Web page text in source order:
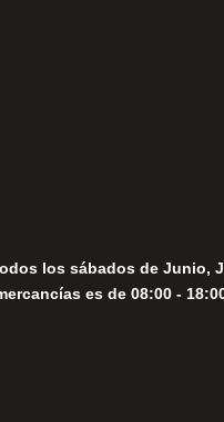
los sábados de Junio,
es de 08:00 -